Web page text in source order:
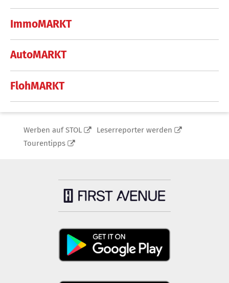
ImmoMARKT
AutoMARKT
FlohMARKT
Werben auf STOL
Leserreporter werden
Tourentipps